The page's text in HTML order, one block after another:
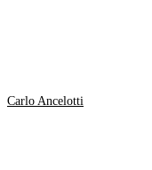
Carlo Ancelotti